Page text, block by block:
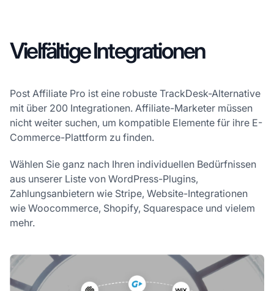
Vielfältige Integrationen
Post Affiliate Pro ist eine robuste TrackDesk-Alternative
mit über 200 Integrationen. Affiliate-Marketer müssen
nicht weiter suchen, um kompatible Elemente für ihre E-
Commerce-Plattform zu finden.
Wählen Sie ganz nach Ihren individuellen Bedürfnissen
aus unserer Liste von WordPress-Plugins,
Zahlungsanbietern wie Stripe, Website-Integrationen
wie Woocommerce, Shopify, Squarespace und vielem
mehr.